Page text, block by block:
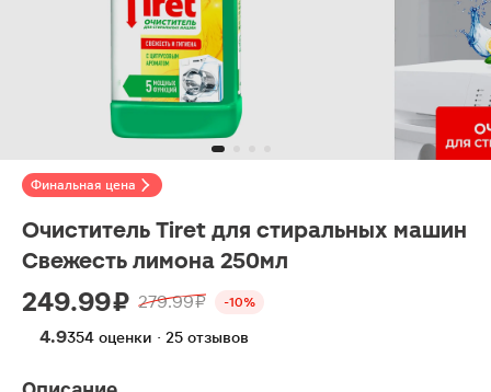
Финальная цена
Очиститель Tiret для стиральных машин
Свежесть лимона 250мл
249.99 ₽ 279.99 ₽ -10%
4.9354 оценки · 25 отзывов